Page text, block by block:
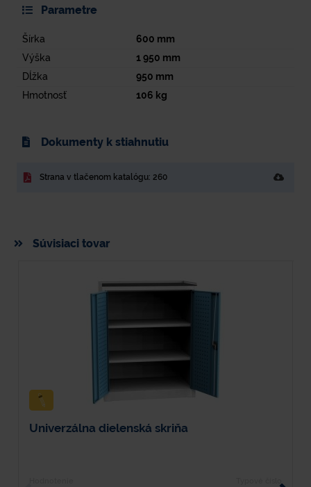
Parametre
Šírka 600 mm
Výška
1 950 mm
Dĺžka
950 mm
Hmotnosť
106 kg
Dokumenty k stiahnutiu
Strana v tlačenom katalógu: 260
Súvisiaci tovar
Univerzálna dielenská skriňa